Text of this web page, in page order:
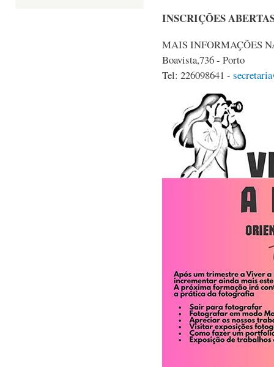
INSCRIÇÕES
MAIS INFORMAÇÕES
Boavista,736 - Porto
Tel: 226098641 -